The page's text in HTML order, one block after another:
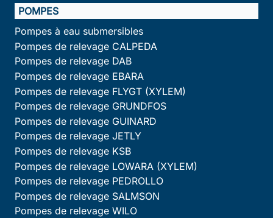
POMPES
Pompes à eau submersibles
Pompes de relevage CALPEDA
Pompes de relevage DAB
Pompes de relevage EBARA
Pompes de relevage FLYGT (XYLEM)
Pompes de relevage GRUNDFOS
Pompes de relevage GUINARD
Pompes de relevage JETLY
Pompes de relevage KSB
Pompes de relevage LOWARA (XYLEM)
Pompes de relevage PEDROLLO
Pompes de relevage SALMSON
Pompes de relevage WILO